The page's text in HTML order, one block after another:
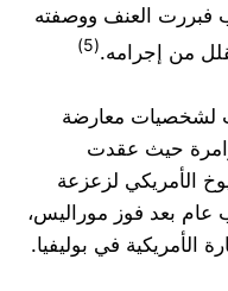
فبررت العنف ووصفته
من إجرامه.(5)
سجلت لشخصيات معارضة
حيث عقدت
الأمريكي لزعزعة
عام بعد فوز موراليس،
الأمريكية في بوليفيا.